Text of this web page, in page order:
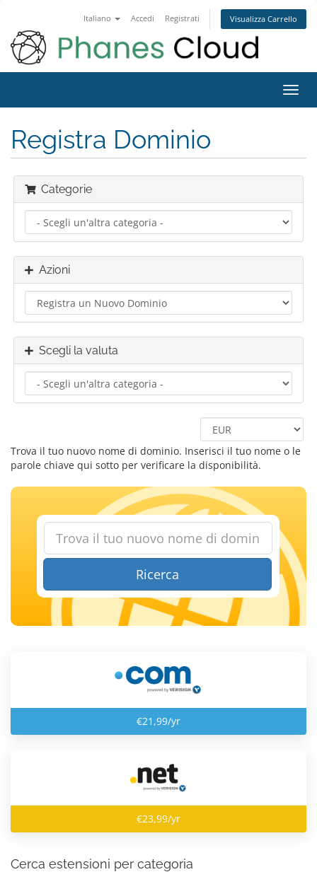
Italiano Accedi Registrati Visualizza Carrello
Attiva
Registra Dominio
Categorie
Azioni
Scegli la valuta
Trova il tuo nuovo nome di dominio. Inserisci il tuo nome o le
parole chiave qui sotto per verificare la disponibilità.
Ricerca
€21,99/yr
€23,99/yr
Cerca estensioni per categoria